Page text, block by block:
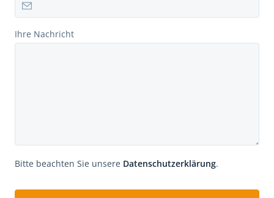
Ihre Nachricht
Bitte beachten Sie unsere Datenschutzerklärung.